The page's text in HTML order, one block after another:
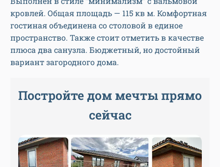
кровлей. Общая площадь — 115 кв м. Комфортная
гостиная объединена со столовой в единое
пространство. Также стоит отметить в качестве
плюса два санузла. Бюджетный, но достойный
вариант загородного дома.
Постройте дом мечты прямо
сейчас